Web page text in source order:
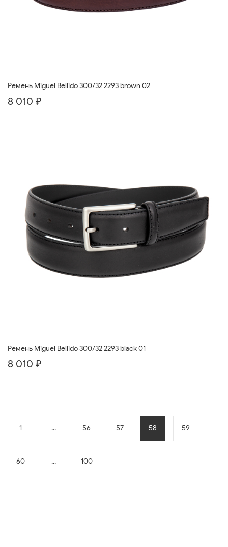
Ремень Miguel Bellido 300/32 2293 brown 02
8 010 ₽
Ремень Miguel Bellido 300/32 2293 black 01
8 010 ₽
1 ... 56 57 58 59
60 ... 100